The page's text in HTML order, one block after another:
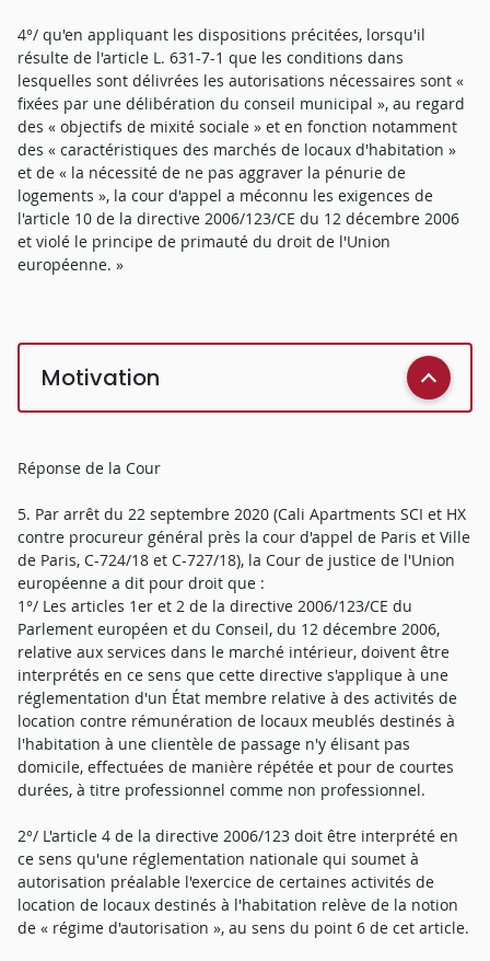
4°/ qu'en appliquant les dispositions précitées, lorsqu'il
résulte de l'article L. 631-7-1 que les conditions dans
lesquelles sont délivrées les autorisations nécessaires sont «
fixées par une délibération du conseil municipal », au regard
des « objectifs de mixité sociale » et en fonction notamment
des « caractéristiques des marchés de locaux d'habitation »
et de « la nécessité de ne pas aggraver la pénurie de
logements », la cour d'appel a méconnu les exigences de
l'article 10 de la directive 2006/123/CE du 12 décembre 2006
et violé le principe de primauté du droit de l'Union
européenne. »
Motivation
Réponse de la Cour
5. Par arrêt du 22 septembre 2020 (Cali Apartments SCI et HX
contre procureur général près la cour d'appel de Paris et Ville
de Paris, C-724/18 et C-727/18), la Cour de justice de l'Union
européenne a dit pour droit que :
1°/ Les articles 1er et 2 de la directive 2006/123/CE du
Parlement européen et du Conseil, du 12 décembre 2006,
relative aux services dans le marché intérieur, doivent être
interprétés en ce sens que cette directive s'applique à une
réglementation d'un État membre relative à des activités de
location contre rémunération de locaux meublés destinés à
l'habitation à une clientèle de passage n'y élisant pas
domicile, effectuées de manière répétée et pour de courtes
durées, à titre professionnel comme non professionnel.
2°/ L'article 4 de la directive 2006/123 doit être interprété en
ce sens qu'une réglementation nationale qui soumet à
autorisation préalable l'exercice de certaines activités de
location de locaux destinés à l'habitation relève de la notion
de « régime d'autorisation », au sens du point 6 de cet article.